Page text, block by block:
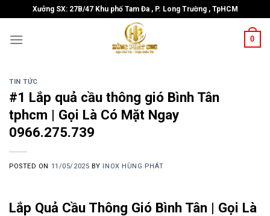
to
content
Xưởng SX: 27B/47 Khu phố Tam Đa , P. Long Trường , TpHCM
0
TIN TỨC
#1 Lắp quả cầu thông gió Bình Tân
tphcm | Gọi Là Có Mặt Ngay
0966.275.739
POSTED ON 11/05/2025 BY INOX HÙNG PHÁT
Lắp Quả Cầu Thông Gió Bình Tân | Gọi Là